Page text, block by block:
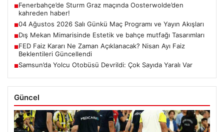
■Fenerbahçe’de Sturm Graz maçında Oosterwolde’den
kahreden haber!
■04 Ağustos 2026 Salı Günkü Maç Programı ve Yayın Akışları
■Dış Mekan Mimarisinde Estetik ve bahçe mutfağı Tasarımları
■FED Faiz Kararı Ne Zaman Açıklanacak? Nisan Ayı Faiz
Beklentileri Güncellendi
■Samsun’da Yolcu Otobüsü Devrildi: Çok Sayıda Yaralı Var
Güncel